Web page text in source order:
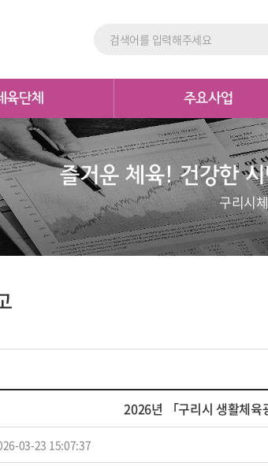
육단체 주요사업
즐거운 체육! 건강한
구리시
2026년 「구리시 생활체육
03-23 15:07:37